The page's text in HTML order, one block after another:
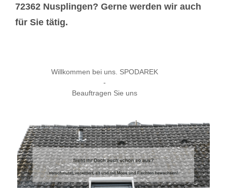
72362 Nusplingen? Gerne werden wir auch
für Sie tätig.
Willkommen bei uns. SPODAREK
-
Beauftragen Sie uns